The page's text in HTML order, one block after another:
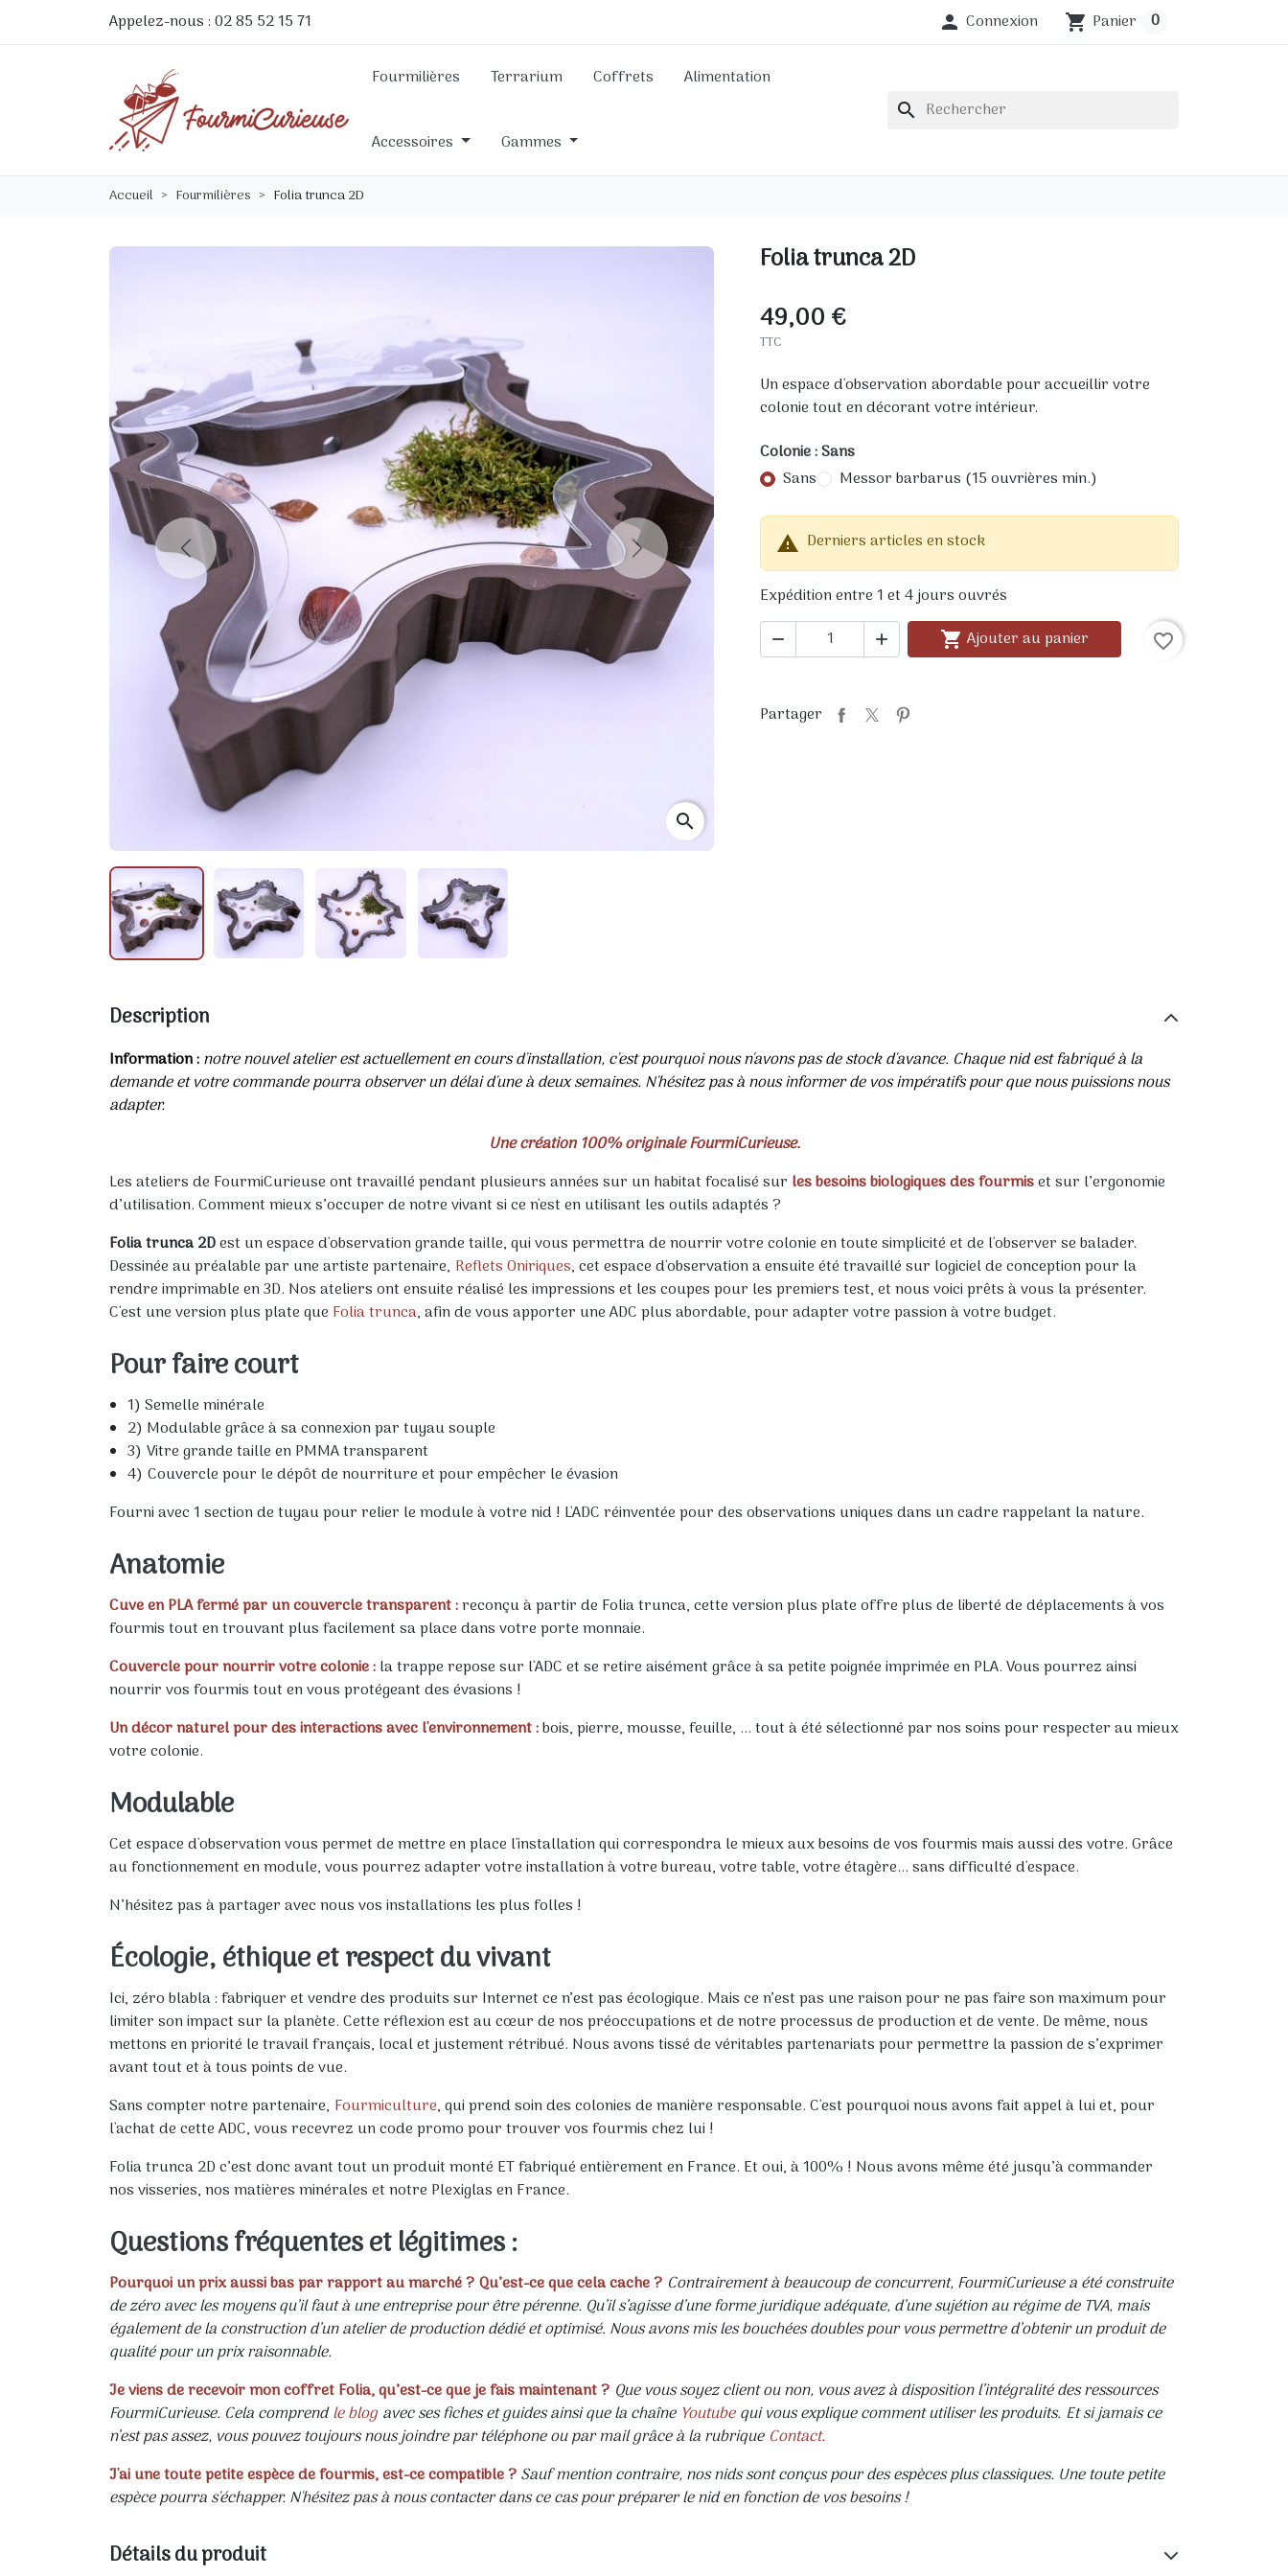
Appelez-nous :02 85 52 15 71  Connexion shopping_cart Panier 0
Fourmilières Terrarium Coffrets Alimentation
Accessoires Gammes
search
Accueil Fourmilières Folia trunca 2D
Previous Next
search
Folia trunca 2D
49,00 €
TTC
Un espace d'observation abordable pour accueillir votre
colonie tout en décorant votre intérieur.
Colonie : Sans
Sans
Messor barbarus (15 ouvrières min.)
 Derniers articles en stock
Expédition entre 1 et 4 jours ouvrés
   Ajouter au panier favorite_border
Partager
Description
Information :notre nouvel atelier est actuellement en cours d'installation, c'est pourquoi nous n'avons pas de stock d'avance. Chaque nid est fabriqué à la
demande et votre commande pourra observer un délai d'une à deux semaines. N'hésitez pas à nous informer de vos impératifs pour que nous puissions nous
adapter.
Une création 100% originale FourmiCurieuse.
Les ateliers de FourmiCurieuse ont travaillé pendant plusieurs années sur un habitat focalisé sur les besoins biologiques des fourmiset sur l’ergonomie
d’utilisation. Comment mieux s’occuper de notre vivant si ce n'est en utilisant les outils adaptés ?
Folia trunca 2Dest un espace d'observation grande taille, qui vous permettra de nourrir votre colonie en toute simplicité et de l'observer se balader.
Dessinée au préalable par une artiste partenaire, Reflets Oniriques, cet espace d'observation a ensuite été travaillé sur logiciel de conception pour la
rendre imprimable en 3D. Nos ateliers ont ensuite réalisé les impressions et les coupes pour les premiers test, et nous voici prêts à vous la présenter.
C'est une version plus plate queFolia trunca, afin de vous apporter une ADC plus abordable, pour adapter votre passion à votre budget.
Pour faire court
1) Semelle minérale
2) Modulable grâce à sa connexion par tuyau souple
3) Vitre grande taille en PMMA transparent
4) Couvercle pour le dépôt de nourriture et pour empêcher le évasion
Fourni avec 1 section de tuyau pour relier le module à votre nid ! L'ADC réinventée pour des observations uniques dans un cadre rappelant la nature.
Anatomie
Cuve en PLA fermé par un couvercle transparent :reconçu à partir de Folia trunca, cette version plus plate offre plus de liberté de déplacements à vos
fourmis tout en trouvant plus facilement sa place dans votre porte monnaie.
Couvercle pour nourrir votre colonie :la trappe repose sur l'ADC et se retire aisément grâce à sa petite poignée imprimée en PLA. Vous pourrez ainsi
nourrir vos fourmis tout en vous protégeant des évasions !
Un décor naturel pour des interactions avec l'environnement :bois, pierre, mousse, feuille, ... tout à été sélectionné par nos soins pour respecter au mieux
votre colonie.
Modulable
Cet espace d'observation vous permet de mettre en place l'installation qui correspondra le mieux aux besoins de vos fourmis mais aussi des votre. Grâce
au fonctionnement en module, vous pourrez adapter votre installation à votre bureau, votre table, votre étagère... sans difficulté d'espace.
N’hésitez pas à partager avec nous vos installations les plus folles !
Écologie, éthique et respect du vivant
Ici, zéro blabla : fabriquer et vendre des produits sur Internet ce n’est pas écologique. Mais ce n’est pas une raison pour ne pas faire son maximum pour
limiter son impact sur la planète. Cette réflexion est au cœur de nos préoccupations et de notre processus de production et de vente. De même, nous
mettons en priorité le travail français, local et justement rétribué. Nous avons tissé de véritables partenariats pour permettre la passion de s’exprimer
avant tout et à tous points de vue.
Sans compter notre partenaire, Fourmiculture, qui prend soin des colonies de manière responsable. C'est pourquoi nous avons fait appel à lui et, pour
l'achat de cette ADC, vous recevrez un code promo pour trouver vos fourmis chez lui !
Folia trunca 2D c’est donc avant tout un produit monté ET fabriqué entièrement en France. Et oui, à 100% ! Nous avons même été jusqu’à commander
nos visseries, nos matières minérales et notre Plexiglas en France.
Questions fréquentes et légitimes :
Pourquoi un prix aussi bas par rapport au marché ?Qu’est-ce que cela cache? Contrairement à beaucoup de concurrent, FourmiCurieuse a été construite
de zéro avec les moyens qu’il faut à une entreprise pour être pérenne. Qu’il s’agisse d’une forme juridique adéquate, d’une sujétion au régime de TVA, mais
également de la construction d’un atelier de production dédié et optimisé. Nous avons mis les bouchées doubles pour vous permettre d’obtenir un produit de
qualité pour un prix raisonnable.
Je viens de recevoir mon coffret Folia, qu’est-ce que je fais maintenant ? Que vous soyez client ou non, vous avez à disposition l’intégralité des ressources
FourmiCurieuse. Cela comprendle blog avec ses fiches et guides ainsi que la chaîne Youtube qui vous explique comment utiliser les produits. Et si jamais ce
n’est pas assez, vous pouvez toujours nous joindre par téléphone ou par mail grâce à la rubrique Contact.
J'ai une toute petite espèce de fourmis, est-ce compatible ?Sauf mention contraire, nos nids sont conçus pour des espèces plus classiques. Une toute petite
espèce pourra s'échapper. N'hésitez pas à nous contacter dans ce cas pour préparer le nid en fonction de vos besoins !
Détails du produit